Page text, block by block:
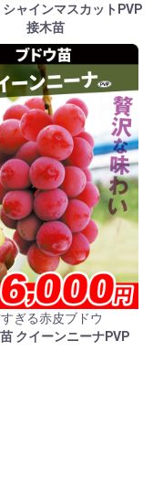
シャインマスカットPVP
接木苗
ぎる赤皮ブドウ
クイーンニーナPVP